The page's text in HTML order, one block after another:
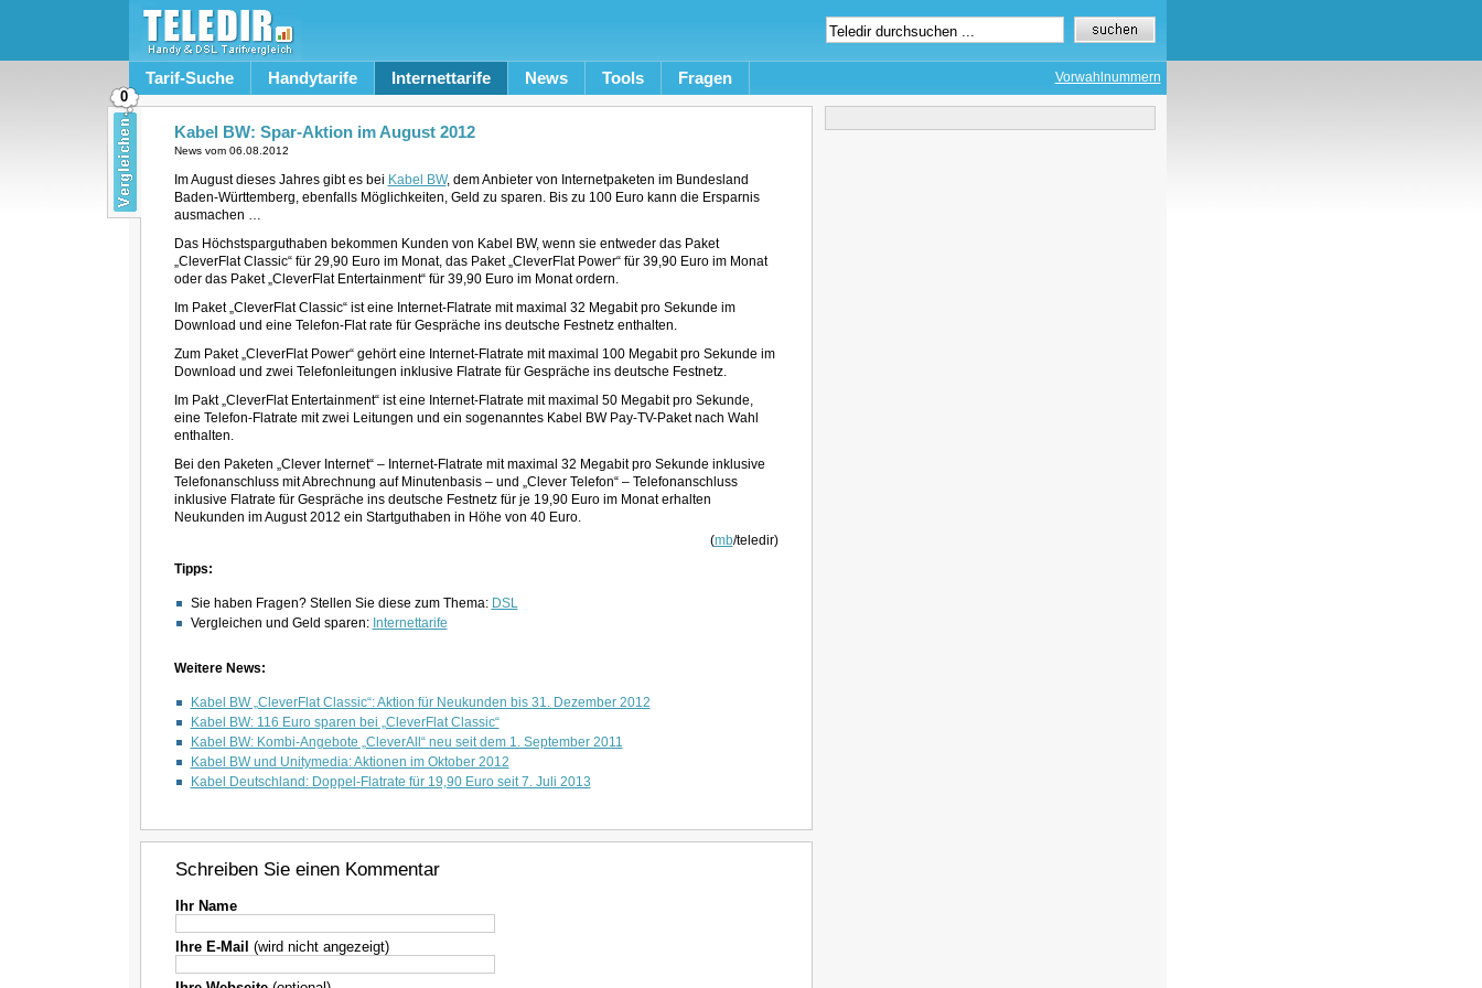
Tarif-Suche Handytarife Internettarife News Tools Fragen Vorwahlnummern
Kabel BW: Spar-Aktion im August 2012
News vom 06.08.2012
Im August dieses Jahres gibt es bei Kabel BW, dem Anbieter von Internetpaketen im Bundesland
Baden-Württemberg, ebenfalls Möglichkeiten, Geld zu sparen. Bis zu 100 Euro kann die Ersparnis
ausmachen …
Das Höchstsparguthaben bekommen Kunden von Kabel BW, wenn sie entweder das Paket
„CleverFlat Classic“ für 29,90 Euro im Monat, das Paket „CleverFlat Power“ für 39,90 Euro im Monat
oder das Paket „CleverFlat Entertainment“ für 39,90 Euro im Monat ordern.
Im Paket „CleverFlat Classic“ ist eine Internet-Flatrate mit maximal 32 Megabit pro Sekunde im
Download und eine Telefon-Flat rate für Gespräche ins deutsche Festnetz enthalten.
Zum Paket „CleverFlat Power“ gehört eine Internet-Flatrate mit maximal 100 Megabit pro Sekunde im
Download und zwei Telefonleitungen inklusive Flatrate für Gespräche ins deutsche Festnetz.
Im Pakt „CleverFlat Entertainment“ ist eine Internet-Flatrate mit maximal 50 Megabit pro Sekunde,
eine Telefon-Flatrate mit zwei Leitungen und ein sogenanntes Kabel BW Pay-TV-Paket nach Wahl
enthalten.
Bei den Paketen „Clever Internet“ – Internet-Flatrate mit maximal 32 Megabit pro Sekunde inklusive
Telefonanschluss mit Abrechnung auf Minutenbasis – und „Clever Telefon“ – Telefonanschluss
inklusive Flatrate für Gespräche ins deutsche Festnetz für je 19,90 Euro im Monat erhalten
Neukunden im August 2012 ein Startguthaben in Höhe von 40 Euro.
(mb/teledir)
Tipps:
Sie haben Fragen? Stellen Sie diese zum Thema: DSL
Vergleichen und Geld sparen: Internettarife
Weitere News:
Kabel BW „CleverFlat Classic“: Aktion für Neukunden bis 31. Dezember 2012
Kabel BW: 116 Euro sparen bei „CleverFlat Classic“
Kabel BW: Kombi-Angebote „CleverAll“ neu seit dem 1. September 2011
Kabel BW und Unitymedia: Aktionen im Oktober 2012
Kabel Deutschland: Doppel-Flatrate für 19,90 Euro seit 7. Juli 2013
Schreiben Sie einen Kommentar
Ihr Name
Ihre E-Mail (wird nicht angezeigt)
0